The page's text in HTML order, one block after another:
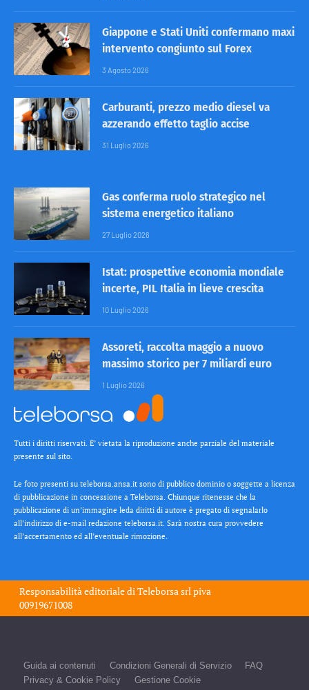
Giappone e Stati Uniti confermano maxi
intervento congiunto sul Forex
3 Agosto 2026
Carburanti, prezzo medio diesel va
azzerando effetto taglio accise
31 Luglio 2026
Gas conferma ruolo strategico nel
sistema energetico italiano
27 Luglio 2026
Istat: prospettive economia mondiale
incerte, PIL Italia in lieve crescita
10 Luglio 2026
Assoreti, raccolta maggio a nuovo
massimo storico per 7 miliardi euro
1 Luglio 2026
Tutti i diritti riservati. E’ vietata la riproduzione anche parziale del materiale
presente sul sito.
Le foto presenti su teleborsa.ansa.it sono di pubblico dominio o soggette a licenza
di pubblicazione in concessione a Teleborsa. Chiunque ritenesse che la
pubblicazione di un’immagine leda diritti di autore è pregato di segnalarlo
all’indirizzo di e-mail redazione teleborsa.it. Sarà nostra cura provvedere
all’accertamento ed all’eventuale rimozione.
Responsabilità editoriale diTeleborsa srlpiva
00919671008
Guida ai contenuti Condizioni Generali di Servizio
FAQ
Privacy & Cookie Policy
Gestione Cookie